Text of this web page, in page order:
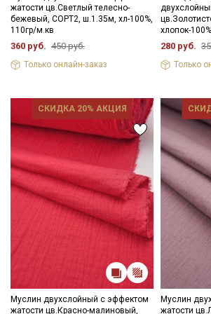
- запрещены отбеливатели
- сушить в подвешенном и расправленном
- гладить не рекомендуется, после
уменьшается, допускается вертикальное
Цветопередача (тон) может отличаться от
жатости цв.Светлый телесно-
бежевый, СОРТ2, ш.1.35м, хл-100%,
110гр/м.кв
360 руб. 450 руб.
Только онлайн-заказ
хлопок-
280 руб.
Только
СКИДКА 20% АКЦИЯ
Муслин двухслойный с эффектом
жатости цв.Красно-малиновый,
Муслин
жатости